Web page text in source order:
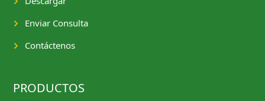
Enviar Consulta
Contáctenos
PRODUCTOS